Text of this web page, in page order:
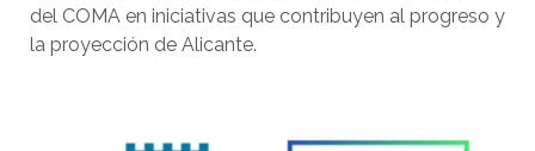
del COMA en iniciativas que contribuyen al progreso y
la proyección de Alicante.